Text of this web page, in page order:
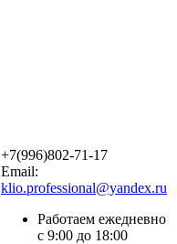
+7(996)802-71-17
Email:
klio.professional@yandex.ru
Работаем ежедневно
с 9:00 до 18:00